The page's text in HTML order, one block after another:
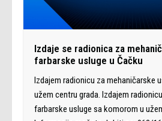
Izdaje se radionica za
farbarske usluge u Čačku
Izdajem radionicu za mehaničarske
užem centru grada. Izdajem
farbarske usluge sa komorom u